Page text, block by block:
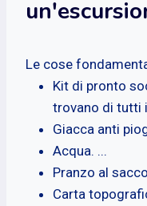
Le cose
Kit di pronto
trovano di tutti
Giacca anti
Acqua. ...
Pranzo al
Carta